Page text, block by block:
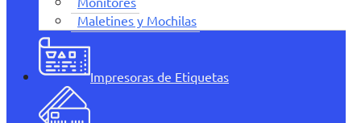
Maletines y Mochilas
Impresoras de Etiquetas